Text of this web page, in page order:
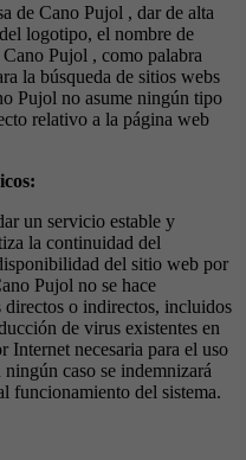
de Cano Pujol , dar de alta
logotipo, el nombre de
Pujol , como palabra
la búsqueda de sitios webs
Pujol no asume ningún tipo
relativo a la página web
un servicio estable y
la continuidad del
del sitio web por
Pujol no se hace
directos o indirectos, incluidos
de virus existentes en
Internet necesaria para el uso
caso se indemnizará
funcionamiento del sistema.